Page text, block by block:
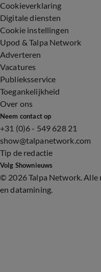
Cookieverklaring
Digitale diensten
Cookie instellingen
Upod & Talpa Network
Adverteren
Vacatures
Publieksservice
Toegankelijkheid
Over ons
Neem contact op
+31 (0)6 - 549 628 21
show@talpanetwork.com
Tip de redactie
Volg Shownieuws
© 2026 Talpa Network.
en datamining.